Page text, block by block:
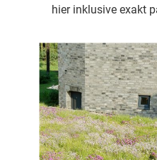
hier inklusive exakt